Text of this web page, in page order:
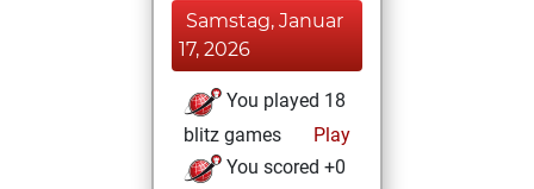
Samstag, Januar
17, 2026
You played 18
blitz games
Play
You scored +0